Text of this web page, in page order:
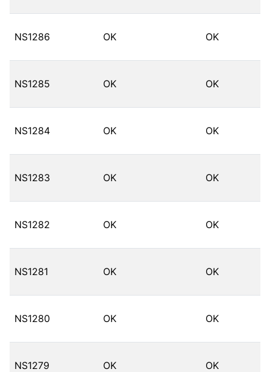
NS1286 OK OK
NS1285 OK OK
NS1284 OK OK
NS1283 OK OK
NS1282 OK OK
NS1281 OK OK
NS1280 OK OK
NS1279 OK OK